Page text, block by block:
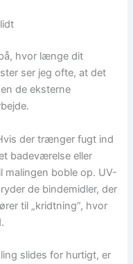
hvor længe dit
ser jeg ofte, at det
de eksterne
der trænger fugt ind
badeværelse eller
malingen boble op. UV-
de bindemidler, der
til „kridtning”, hvor
slides for hurtigt, er